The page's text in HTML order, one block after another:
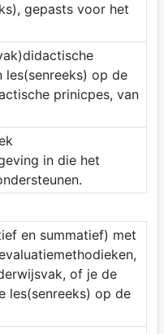
gepasts voor het
les(senreeks) op de
prinicpes, van
in die het
en summatief) met
of je de
les(senreeks) op de